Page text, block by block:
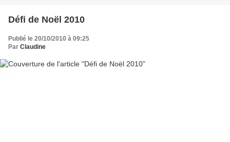
Défi de Noël 2010
Publié le 20/10/2010 à 09:25
Par Claudine